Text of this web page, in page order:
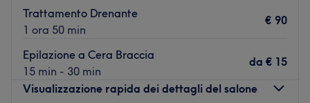
Trattamento Drenante
1 ora 50 min
€ 90
Epilazione a Cera Braccia
15 min - 30 min
da € 15
Visualizzazione rapida dei dettagli del salone